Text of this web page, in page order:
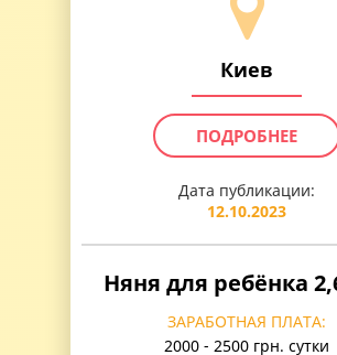
Киев
ПОДРОБНЕЕ
Дата публикации:
12.10.2023
Няня для ребёнка
ЗАРАБОТНАЯ ПЛАТА:
2000 - 2500 грн. сутки